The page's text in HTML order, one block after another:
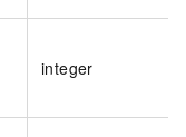
integer